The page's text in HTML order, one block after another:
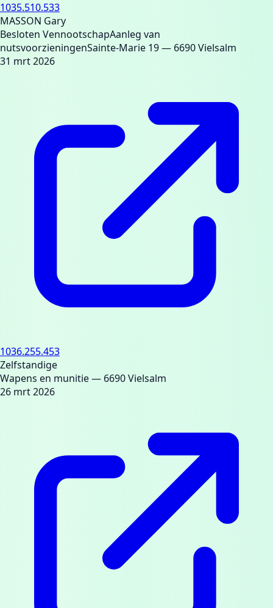
1035.510.533
MASSON Gary
Besloten VennootschapAanleg van
nutsvoorzieningenSainte-Marie 19— 6690 Vielsalm
31 mrt 2026
1036.255.453
Zelfstandige
Wapens en munitie— 6690 Vielsalm
26 mrt 2026